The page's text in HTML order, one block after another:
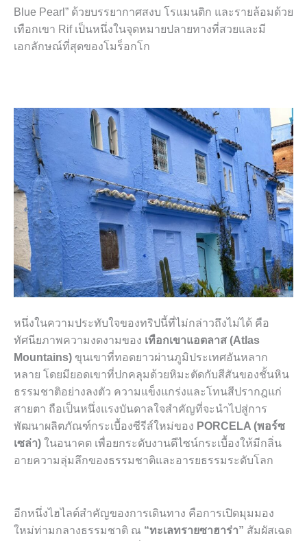
Blue Pearl” ด้วยบรรยากาศสงบ โรแมนติก และรายล้อมด้วย
เทือกเขา Rif เป็นหนึ่งในจุดหมายปลายทางที่สวยและมี
เอกลักษณ์ที่สุดของโมร็อกโก
หนึ่งในความประทับใจของทริปนี้ที่ไม่กล่าวถึงไม่ได้ คือ
ทัศนียภาพความงดงามของ เทือกเขาแอตลาส (Atlas
Mountains) ขุนเขาที่ทอดยาวผ่านภูมิประเทศอันหลาก
หลาย โดยมียอดเขาที่ปกคลุมด้วยหิมะตัดกับสีสันของชั้นหิน
ธรรมชาติอย่างลงตัว ความแข็งแกร่งและโทนสีปรากฎแก่
สายตา ถือเป็นหนึ่งแรงบันดาลใจสำคัญที่จะนำไปสู่การ
พัฒนาผลิตภัณฑ์กระเบื้องซีรีส์ใหม่ของ PORCELA (พอร์ซ
เซล่า) ในอนาคต เพื่อยกระดับงานดีไซน์กระเบื้องให้มีกลิ่น
อายความลุ่มลึกของธรรมชาติและอารยธรรมระดับโลก
อีกหนึ่งไฮไลต์สำคัญของการเดินทาง คือการเปิดมุมมอง
ใหม่ท่ามกลางธรรมชาติ ณ “ทะเลทรายซาฮาร่า” สัมผัสเฉด